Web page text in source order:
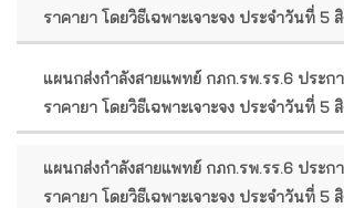
ราคายา โดยวิธีเฉพาะเจาะจง ประจำวันที่ 5
แผนกส่งกำลังสายแพทย์ กภก.รพ.รร.6 ประก
ราคายา โดยวิธีเฉพาะเจาะจง ประจำวันที่ 5
แผนกส่งกำลังสายแพทย์ กภก.รพ.รร.6 ประก
ราคายา โดยวิธีเฉพาะเจาะจง ประจำวันที่ 5